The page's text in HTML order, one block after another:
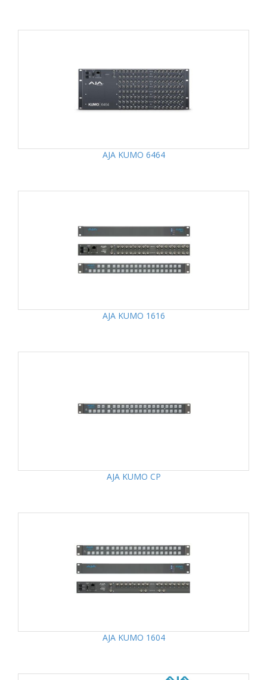
AJA KUMO 6464
AJA KUMO 1616
AJA KUMO CP
AJA KUMO 1604